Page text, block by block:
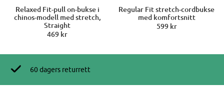
Relaxed Fit-pull on-bukse i
chinos-modell med stretch,
Straight
469 kr
Regular Fit stretch-cordbukse
med komfortsnitt
599 kr
60 dagers returrett